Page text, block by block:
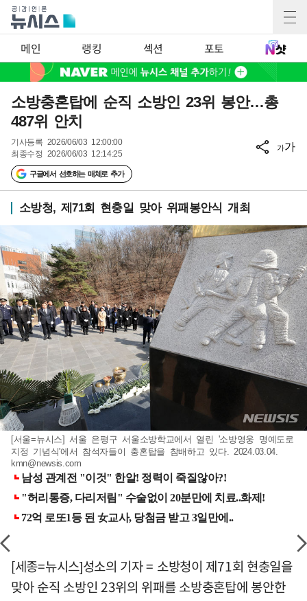
메인 랭킹 섹션 포토
소방충혼탑에 순직 소방인 23위 봉안…총
487위 안치
기사등록 2026/06/03 12:00:00
최종수정 2026/06/03 12:14:25
구글에서 선호하는 매체로 추가
가가
소방청, 제71회 현충일 맞아 위패봉안식 개최
[서울=뉴시스] 서울 은평구 서울소방학교에서 열린 '소방영웅 명예도로
지정 기념식'에서 참석자들이 충혼탑을 참배하고 있다. 2024.03.04.
kmn@newsis.com
[세종=뉴시스]성소의 기자 = 소방청이 제71회 현충일을
맞아 순직 소방인 23위의 위패를 소방충혼탑에 봉안한